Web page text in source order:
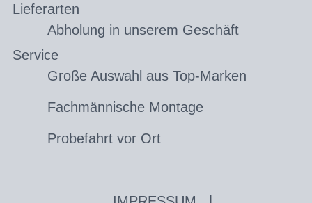
Lieferarten
Abholung in unserem Geschäft
Service
Große Auswahl aus Top-Marken
Fachmännische Montage
Probefahrt vor Ort